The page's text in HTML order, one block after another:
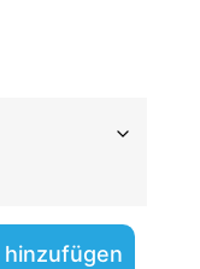
hinzufügen